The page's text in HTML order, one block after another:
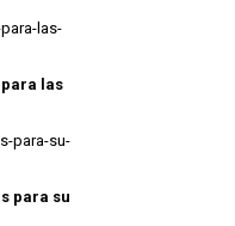
las
para su